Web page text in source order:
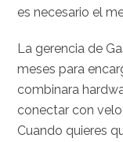
es necesario el
La gerencia de
meses para
combinara
conectar con
Cuando quieres